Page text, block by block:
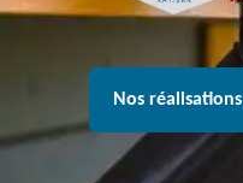
Nos réalisations